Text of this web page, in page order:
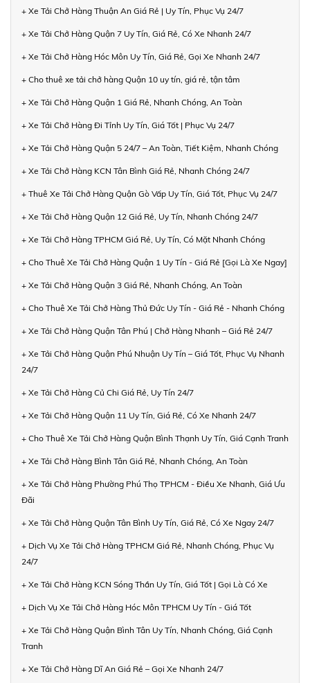
+ Xe Tải Chở Hàng Thuận An Giá Rẻ | Uy Tín, Phục Vụ 24/7
+ Xe Tải Chở Hàng Quận 7 Uy Tín, Giá Rẻ, Có Xe Nhanh 24/7
+ Xe Tải Chở Hàng Hóc Môn Uy Tín, Giá Rẻ, Gọi Xe Nhanh 24/7
+ Cho thuê xe tải chở hàng Quận 10 uy tín, giá rẻ, tận tâm
+ Xe Tải Chở Hàng Quận 1 Giá Rẻ, Nhanh Chóng, An Toàn
+ Xe Tải Chở Hàng Đi Tỉnh Uy Tín, Giá Tốt | Phục Vụ 24/7
+ Xe Tải Chở Hàng Quận 5 24/7 – An Toàn, Tiết Kiệm, Nhanh Chóng
+ Xe Tải Chở Hàng KCN Tân Bình Giá Rẻ, Nhanh Chóng 24/7
+ Thuê Xe Tải Chở Hàng Quận Gò Vấp Uy Tín, Giá Tốt, Phục Vụ 24/7
+ Xe Tải Chở Hàng Quận 12 Giá Rẻ, Uy Tín, Nhanh Chóng 24/7
+ Xe Tải Chở Hàng TPHCM Giá Rẻ, Uy Tín, Có Mặt Nhanh Chóng
+ Cho Thuê Xe Tải Chở Hàng Quận 1 Uy Tín - Giá Rẻ [Gọi Là Xe Ngay]
+ Xe Tải Chở Hàng Quận 3 Giá Rẻ, Nhanh Chóng, An Toàn
+ Cho Thuê Xe Tải Chở Hàng Thủ Đức Uy Tín - Giá Rẻ - Nhanh Chóng
+ Xe Tải Chở Hàng Quận Tân Phú | Chở Hàng Nhanh – Giá Rẻ 24/7
+ Xe Tải Chở Hàng Quận Phú Nhuận Uy Tín – Giá Tốt, Phục Vụ Nhanh
24/7
+ Xe Tải Chở Hàng Củ Chi Giá Rẻ, Uy Tín 24/7
+ Xe Tải Chở Hàng Quận 11 Uy Tín, Giá Rẻ, Có Xe Nhanh 24/7
+ Cho Thuê Xe Tải Chở Hàng Quận Bình Thạnh Uy Tín, Giá Cạnh Tranh
+ Xe Tải Chở Hàng Bình Tân Giá Rẻ, Nhanh Chóng, An Toàn
+ Xe Tải Chở Hàng Phường Phú Thọ TPHCM - Điều Xe Nhanh, Giá Ưu
Đãi
+ Xe Tải Chở Hàng Quận Tân Bình Uy Tín, Giá Rẻ, Có Xe Ngay 24/7
+ Dịch Vụ Xe Tải Chở Hàng TPHCM Giá Rẻ, Nhanh Chóng, Phục Vụ
24/7
+ Xe Tải Chở Hàng KCN Sóng Thần Uy Tín, Giá Tốt | Gọi Là Có Xe
+ Dịch Vụ Xe Tải Chở Hàng Hóc Môn TPHCM Uy Tín - Giá Tốt
+ Xe Tải Chở Hàng Quận Bình Tân Uy Tín, Nhanh Chóng, Giá Cạnh
Tranh
+ Xe Tải Chở Hàng Dĩ An Giá Rẻ – Gọi Xe Nhanh 24/7